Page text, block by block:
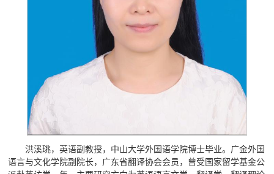
洪溪珧，英语副教授，中山大学外国语学院博士毕业。广金外国
语言与文化学院副院长，广东省翻译协会会员，曾受国家留学基金公